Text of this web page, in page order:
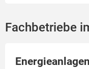
Fachbetriebe